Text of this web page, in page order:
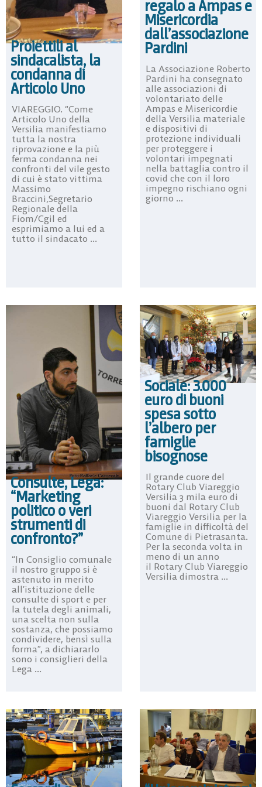
Proiettili al
sindacalista, la
condanna di
Articolo Uno
VIAREGGIO. “Come
Articolo Uno della
Versilia manifestiamo
tutta la nostra
riprovazione e la più
ferma condanna nei
confronti del vile gesto
di cui è stato vittima
Massimo
Braccini,Segretario
Regionale della
Fiom/Cgil ed
esprimiamo a lui ed a
tutto il sindacato ...
regalo a Ampas e
Misericordia
dall’associazione
Pardini
La Associazione Roberto
Pardini ha consegnato
alle associazioni di
volontariato delle
Ampas e Misericordie
della Versilia materiale
e dispositivi di
protezione individuali
per proteggere i
volontari impegnati
nella battaglia contro il
covid che con il loro
impegno rischiano ogni
giorno ...
Consulte, Lega:
“Marketing
politico o veri
strumenti di
confronto?”
“In Consiglio comunale
il nostro gruppo si è
astenuto in merito
all’istituzione delle
consulte di sport e per
la tutela degli animali,
una scelta non sulla
sostanza, che possiamo
condividere, bensì sulla
forma”, a dichiararlo
sono i consiglieri della
Lega ...
Sociale: 3.000
euro di buoni
spesa sotto
l’albero per
famiglie
bisognose
Il grande cuore del
Rotary Club Viareggio
Versilia 3 mila euro di
buoni dal Rotary Club
Viareggio Versilia per la
famiglie in difficoltà del
Comune di Pietrasanta.
Per la seconda volta in
meno di un anno
il Rotary Club Viareggio
Versilia dimostra ...